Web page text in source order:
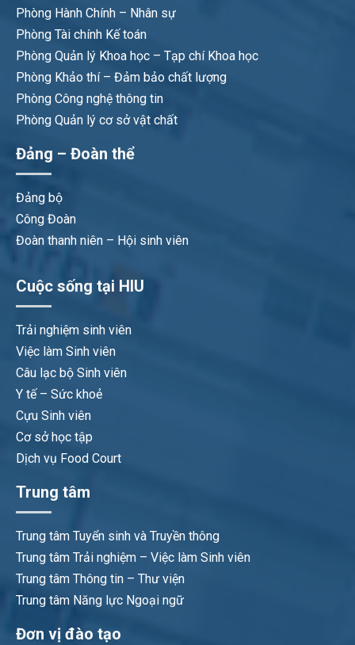
Phòng Hành Chính – Nhân sự
Phòng Tài chính Kế toán
Phòng Quản lý Khoa học – Tạp chí Khoa học
Phòng Khảo thí – Đảm bảo chất lượng
Phòng Công nghệ thông tin
Phòng Quản lý cơ sở vật chất
Đảng – Đoàn thể
Đảng bộ
Công Đoàn
Đoàn thanh niên – Hội sinh viên
Cuộc sống tại HIU
Trải nghiệm sinh viên
Việc làm Sinh viên
Câu lạc bộ Sinh viên
Y tế – Sức khoẻ
Cựu Sinh viên
Cơ sở học tập
Dịch vụ Food Court
Trung tâm
Trung tâm Tuyển sinh và Truyền thông
Trung tâm Trải nghiệm – Việc làm Sinh viên
Trung tâm Thông tin – Thư viện
Trung tâm Năng lực Ngoại ngữ
Đơn vị đào tạo